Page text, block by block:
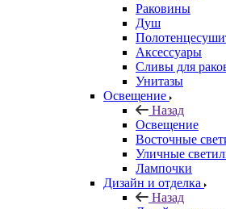
Раковины
Душ
Аксессуары
Сливы для
Унитазы
Освещение
Назад
Освещение
Восточные
Уличные
Лампочки
Дизайн и отделка
Назад